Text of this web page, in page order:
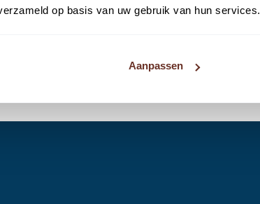
op basis van uw gebruik van hun services.
Aanpassen